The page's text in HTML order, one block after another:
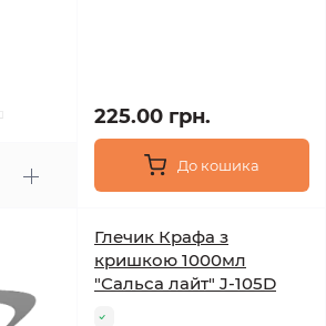
225.00 грн.
До кошика
Глечик Крафа з
кришкою 1000мл
"Сальса лайт" J-105D